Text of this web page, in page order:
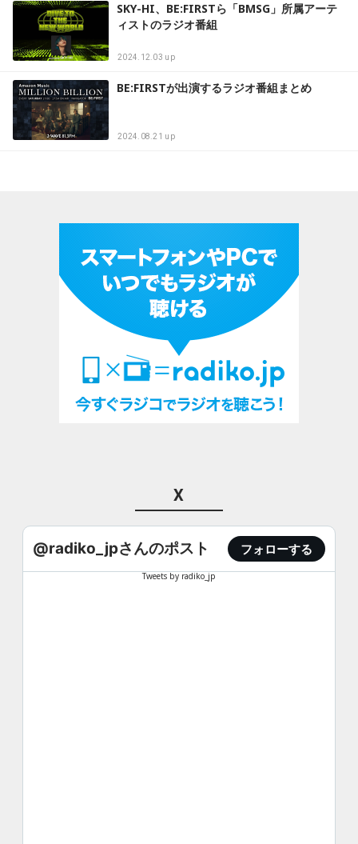
SKY-HI、BE:FIRSTら「BMSG」所属アーテ
ィストのラジオ番組
2024.12.03 up
BE:FIRSTが出演するラジオ番組まとめ
2024.08.21 up
X
@radiko_jpさんのポスト フォローする
Tweets by radiko_jp